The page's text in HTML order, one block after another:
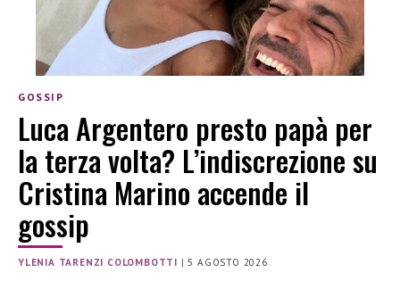
GOSSIP
Luca Argentero presto papà per
la terza volta? L’indiscrezione su
Cristina Marino accende il
gossip
YLENIA TARENZI COLOMBOTTI | 5 AGOSTO 2026